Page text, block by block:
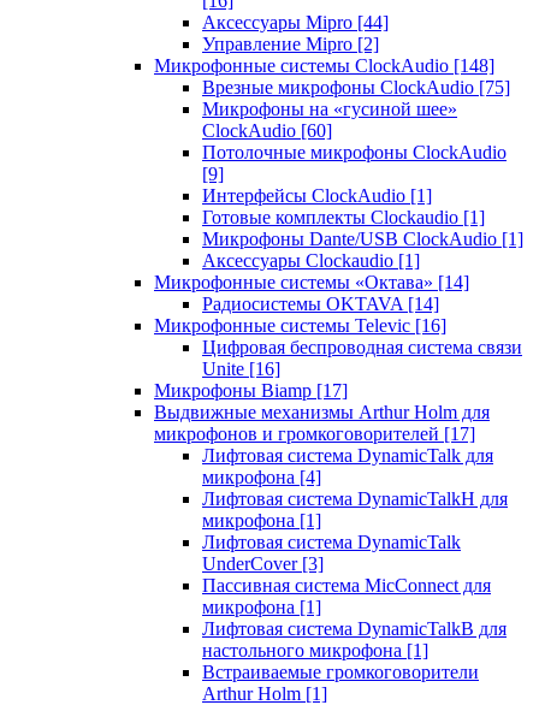
Аксессуары Mipro [44]
Управление Mipro [2]
Микрофонные системы ClockAudio [148]
Врезные микрофоны ClockAudio [75]
Микрофоны на «гусиной шее»
ClockAudio [60]
Потолочные микрофоны ClockAudio
[9]
Интерфейсы ClockAudio [1]
Готовые комплекты Clockaudio [1]
Микрофоны Dante/USB ClockAudio [1]
Аксессуары Clockaudio [1]
Микрофонные системы «Октава» [14]
Радиосистемы OKTAVA [14]
Микрофонные системы Televic [16]
Цифровая беспроводная система связи
Unite [16]
Микрофоны Biamp [17]
Выдвижные механизмы Arthur Holm для
микрофонов и громкоговорителей [17]
Лифтовая система DynamicTalk для
микрофона [4]
Лифтовая система DynamicTalkH для
микрофона [1]
Лифтовая система DynamicTalk
UnderCover [3]
Пассивная система MicConnect для
микрофона [1]
Лифтовая система DynamicTalkB для
настольного микрофона [1]
Встраиваемые громкоговорители
Arthur Holm [1]